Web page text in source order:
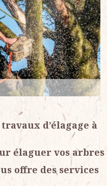
d’élagage à
élaguer vos arbres
offre des services